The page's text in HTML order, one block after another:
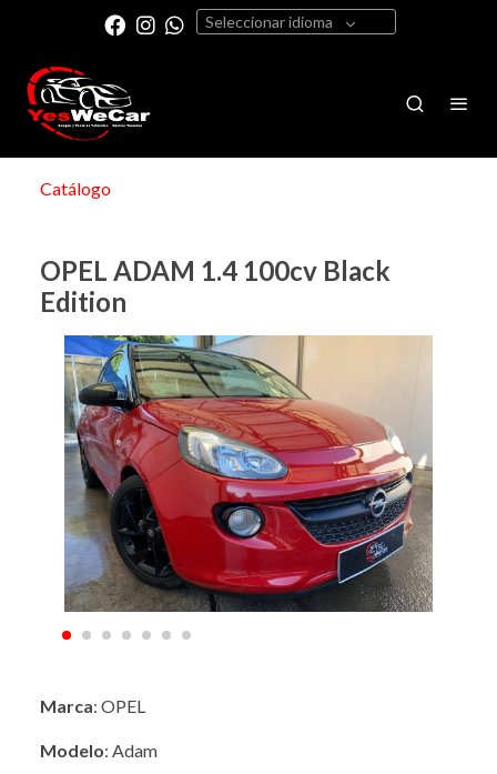
Seleccionar idioma
Catálogo
OPEL ADAM 1.4 100cv Black
Edition
Marca: OPEL
Modelo: Adam